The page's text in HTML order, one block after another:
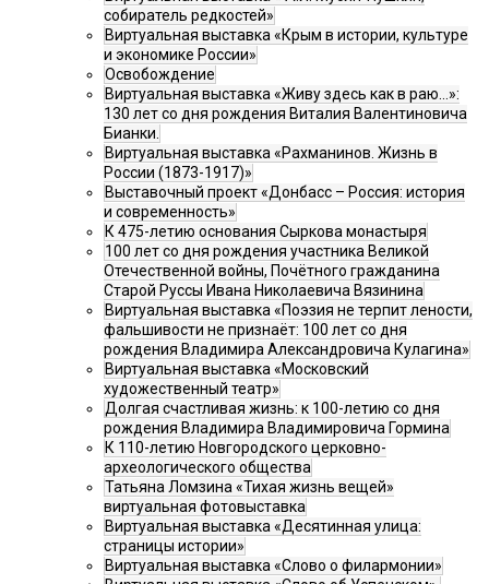
собиратель редкостей»
Виртуальная выставка «Крым в истории, культуре
и экономике России»
Освобождение
Виртуальная выставка «Живу здесь как в раю…»:
130 лет со дня рождения Виталия Валентиновича
Бианки.
Виртуальная выставка «Рахманинов. Жизнь в
России (1873-1917)»
Выставочный проект «Донбасс – Россия: история
и современность»
К 475-летию основания Сыркова монастыря
100 лет со дня рождения участника Великой
Отечественной войны, Почётного гражданина
Старой Руссы Ивана Николаевича Вязинина
Виртуальная выставка «Поэзия не терпит лености,
фальшивости не признаёт: 100 лет со дня
рождения Владимира Александровича Кулагина»
Виртуальная выставка «Московский
художественный театр»
Долгая счастливая жизнь: к 100-летию со дня
рождения Владимира Владимировича Гормина
К 110-летию Новгородского церковно-
археологического общества
Татьяна Ломзина «Тихая жизнь вещей»
виртуальная фотовыставка
Виртуальная выставка «Десятинная улица:
страницы истории»
Виртуальная выставка «Слово о филармонии»